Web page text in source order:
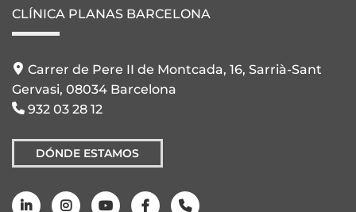
CLÍNICA PLANAS BARCELONA
Carrer de Pere II de Montcada, 16, Sarrià-Sant
Gervasi, 08034 Barcelona
932 03 28 12
DÓNDE ESTAMOS